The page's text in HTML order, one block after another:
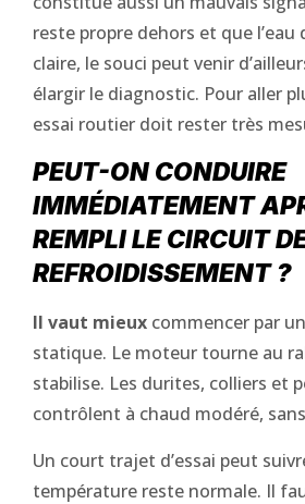
reste propre dehors et que l’eau
claire, le souci peut venir
élargir le diagnostic. Pour aller
essai routier doit rester très
PEUT-ON CONDUIRE
IMMÉDIATEMENT
REMPLI LE CIRCUIT
REFROIDISSEMENT ?
Il vaut mieux commencer par
statique. Le moteur tourne au
stabilise. Les durites, colliers et
contrôlent à chaud modéré,
Un court trajet d’essai peut
température reste normale. Il